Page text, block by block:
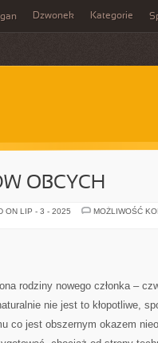
Dzwonek Kategorie
OBCYCH
ON LIP - 3 - 2025
MOŻLIWOŚĆ
rodziny nowego członka –
nie jest to kłopotliwe,
co jest obszernym okazem